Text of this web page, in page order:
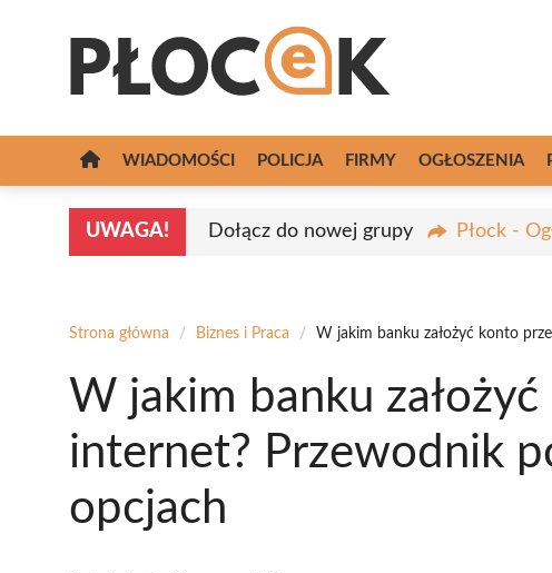
WIADOMOŚCI POLICJA FIRMY OGŁOSZENIA
UWAGA! Dołącz do nowej grupy Płock -
Strona główna / Biznes i Praca / W jakim banku założyć konto
W jakim banku
internet? Przewodnik
opcjach